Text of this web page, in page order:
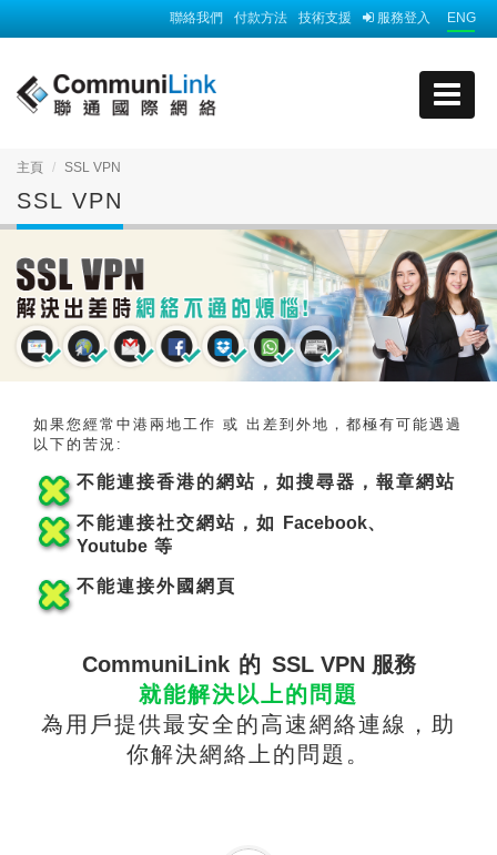
ENG
服務登入
技術支援
付款方法
聯絡我們
主頁 SSL VPN
SSL VPN
如果您經常中港兩地工作 或 出差到外地，都極有可能遇過
以下的苦況:
不能連接香港的網站，如搜尋器，報章網 站
不能連接社交網站，如 Facebook、
Youtube 等
不能連接外國網 頁
CommuniLink的 SSL VPN 服務
就能解決以上的問題
為用戶提供最安全的高速網絡連線，助
你解決網絡上的問 題。